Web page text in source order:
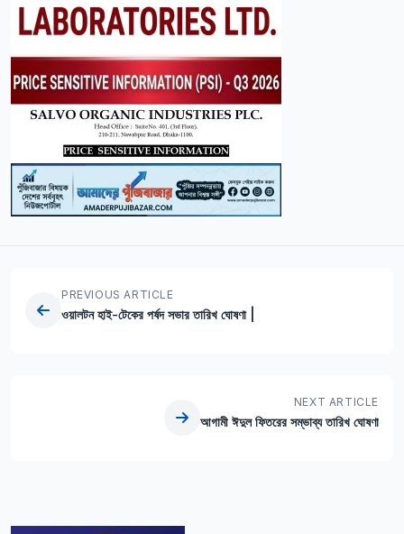
PREVIOUS ARTICLE
ওয়ালটন হাই-টেকের পর্ষদ সভার তারিখ ঘোষণা |
NEXT ARTICLE
আগামী ঈদুল ফিতরের সম্ভাব্য তারিখ ঘোষণা